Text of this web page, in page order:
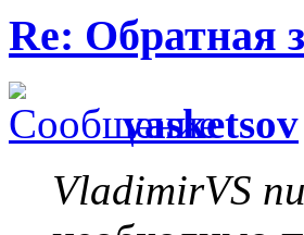
Re: Обратная
vasketsov
VladimirVS